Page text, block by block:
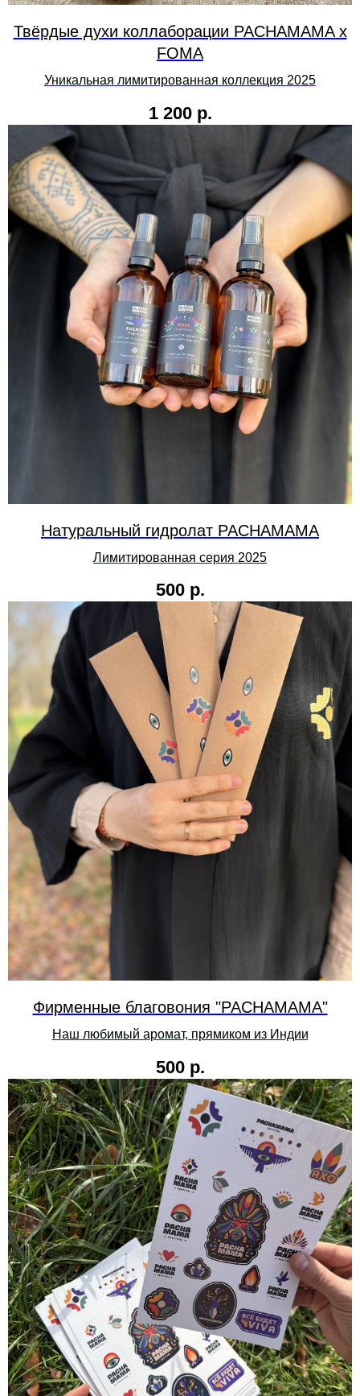
Твёрдые духи коллаборации PACHAMAMA х
FOMA
Уникальная лимитированная коллекция 2025
1 200 р.
Натуральный гидролат PACHAMAMA
Лимитированная серия 2025
500 р.
Фирменные благовония "PACHAMAMA"
Наш любимый аромат, прямиком из Индии
500 р.